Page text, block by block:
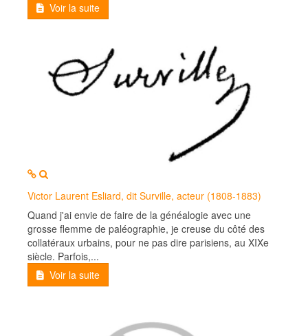
Voir la suite
MOD_JTCS_VIEW_ARTICLE_LINK
Victor Laurent Esliard, dit Surville, acteur (1808-1883)
Quand j'ai envie de faire de la généalogie avec une
grosse flemme de paléographie, je creuse du côté des
collatéraux urbains, pour ne pas dire parisiens, au XIXe
siècle. Parfois,...
Voir la suite